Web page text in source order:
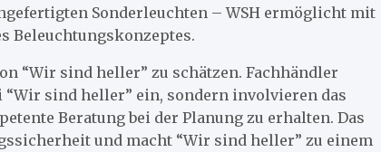
Sonderleuchten – WSH ermöglicht mit
Beleuchtungskonzeptes.
“Wir sind heller” zu schätzen. Fachhändler
sind heller” ein, sondern involvieren das
Beratung bei der Planung zu erhalten. Das
und macht “Wir sind heller” zu einem